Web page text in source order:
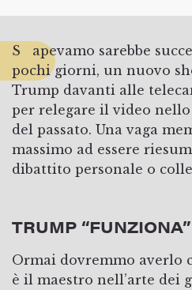
Sapevamo sarebbe successo, sono bastati solo
pochi giorni, un nuovo
Trump davanti alle
per relegare il video
del passato. Una vaga
massimo ad essere
dibattito personale o
TRUMP “FUNZIONA”
Ormai dovremmo averlo
è il maestro nell’arte dei